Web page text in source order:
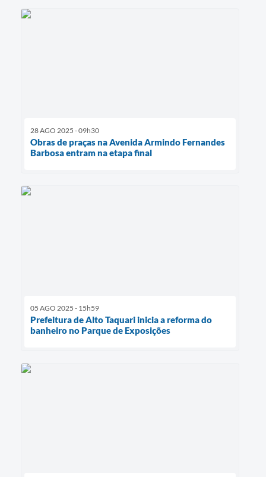
28 AGO 2025 - 09h30
Obras de praças na Avenida Armindo Fernandes
Barbosa entram na etapa final
05 AGO 2025 - 15h59
Prefeitura de Alto Taquari inicia a reforma do
banheiro no Parque de Exposições